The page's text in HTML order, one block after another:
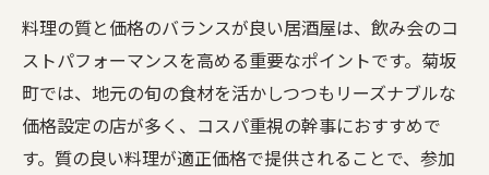
料理の質と価格のバランスが良い居酒屋は、飲み会のコ
ストパフォーマンスを高める重要なポイントです。菊坂
町では、地元の旬の食材を活かしつつもリーズナブルな
価格設定の店が多く、コスパ重視の幹事におすすめで
す。質の良い料理が適正価格で提供されることで、参加